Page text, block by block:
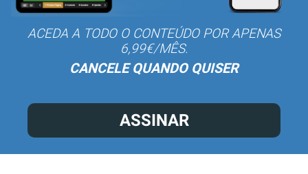
ACEDA A TODO O CONTEÚDO POR APENAS
6,99€/MÊS.
CANCELE QUANDO QUISER
ASSINAR